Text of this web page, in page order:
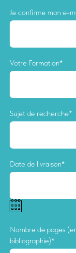
Je confirme mon e-
Votre Formation*
Sujet de recherche*
Date de livraison*
Nombre de pages
bibliographie)*